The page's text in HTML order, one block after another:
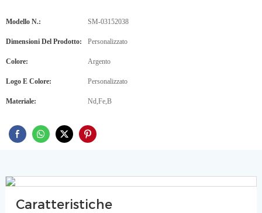
Modello N.: SM-03152038
Dimensioni Del Prodotto: Personalizzato
Colore: Argento
Logo E Colore: Personalizzato
Materiale: Nd,Fe,B
Caratteristiche